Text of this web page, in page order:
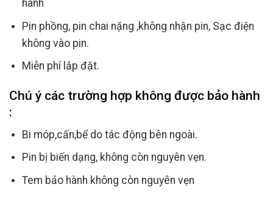
hành
Pin phồng, pin chai nặng ,không nhận pin, Sạc điện
không vào pin.
Miễn phí lắp đặt.
Chú ý các trường hợp không được bảo hành
:
Bi móp,cấn,bể do tác động bên ngoài.
Pin bị biến dạng, không còn nguyên vẹn.
Tem bảo hành không còn nguyên vẹn